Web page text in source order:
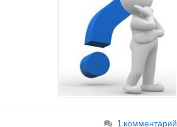
1 комментарий